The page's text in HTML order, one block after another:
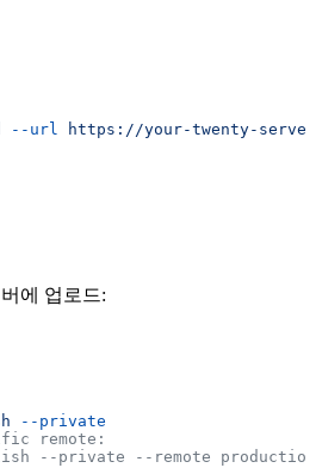
--url https://your-twenty-
에 업로드:
--private
remote:
--private --remote production